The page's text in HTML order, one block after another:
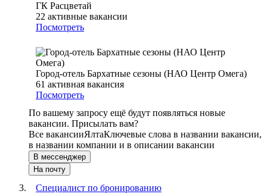
ГК Расцветай
22 активные вакансии
Посмотреть
Город-отель Бархатные сезоны (НАО Центр Омега)
61 активная вакансия
Посмотреть
По вашему запросу ещё будут появляться новые
вакансии. Присылать вам?
Все вакансииЯлтаКлючевые слова в названии вакансии,
в названии компании и в описании вакансии
В мессенджер
На почту
Специалист по бронированию